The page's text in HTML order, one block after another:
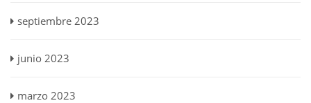
septiembre 2023
junio 2023
marzo 2023